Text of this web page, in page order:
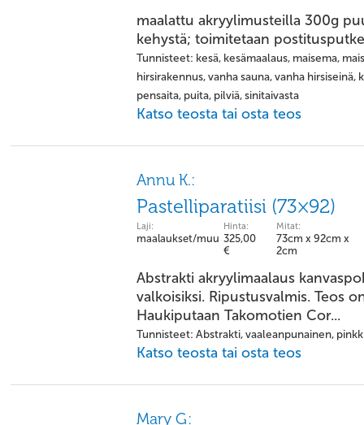
maalattu akryylimusteilla 300g
kehystä; toimitetaan
Tunnisteet: kesä, kesämaalaus, maisema,
hirsirakennus, vanha sauna, vanha
pensaita, puita, pilviä, sinitaivasta
Katso teosta tai osta teos
Annu K.:
Pastelliparatiisi (73×92)
Laji:
maalaukset/muu
Hinta:
325,00
€
Mitat:
73cm x 92cm x
2cm
Abstrakti akryylimaalaus
valkoisiksi. Ripustusvalmis. Teos
Haukiputaan Takomotien Cor...
Tunnisteet: Abstrakti, vaaleanpunainen,
Katso teosta tai osta teos
Mary G: